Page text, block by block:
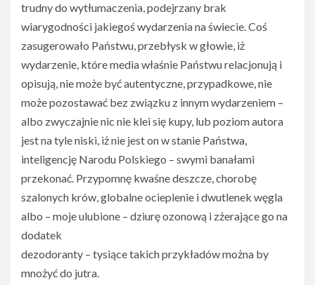
trudny do wytłumaczenia, podejrzany brak
wiarygodności jakiegoś wydarzenia na świecie. Coś
zasugerowało Państwu, przebłysk w głowie, iż
wydarzenie, które media właśnie Państwu relacjonują i
opisują, nie może być autentyczne, przypadkowe, nie
może pozostawać bez związku z innym wydarzeniem –
albo zwyczajnie nic nie klei się kupy, lub poziom autora
jest na tyle niski, iż nie jest on w stanie Państwa,
inteligencję Narodu Polskiego – swymi banałami
przekonać. Przypomnę kwaśne deszcze, chorobę
szalonych krów, globalne ocieplenie i dwutlenek węgla
albo – moje ulubione – dziurę ozonową i zżerające go na
dodatek
dezodoranty – tysiące takich przykładów można by
mnożyć do jutra.